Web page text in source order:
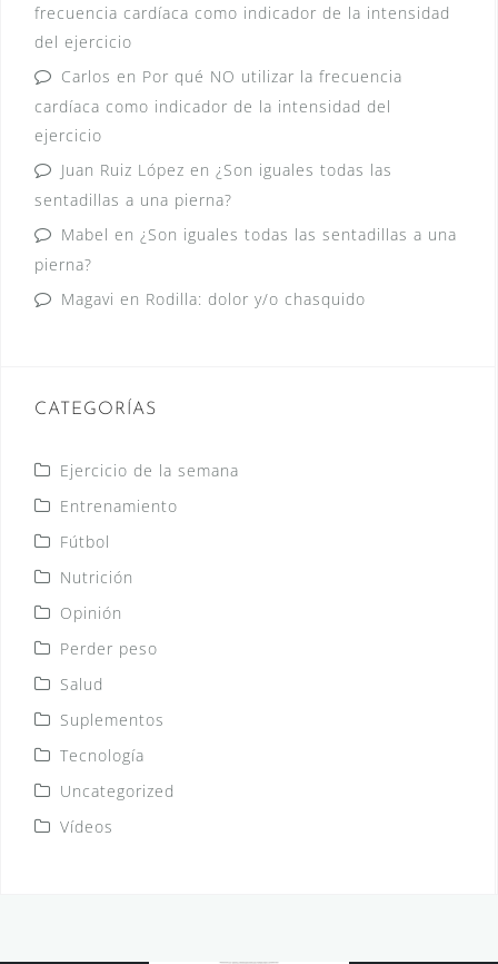
frecuencia cardíaca como indicador de la intensidad
del ejercicio
Carlos en Por qué NO utilizar la frecuencia
cardíaca como indicador de la intensidad del
ejercicio
Juan Ruiz López en ¿Son iguales todas las
sentadillas a una pierna?
Mabel en ¿Son iguales todas las sentadillas a una
pierna?
Magavi en Rodilla: dolor y/o chasquido
CATEGORÍAS
Ejercicio de la semana
Entrenamiento
Fútbol
Nutrición
Opinión
Perder peso
Salud
Suplementos
Tecnología
Uncategorized
Vídeos